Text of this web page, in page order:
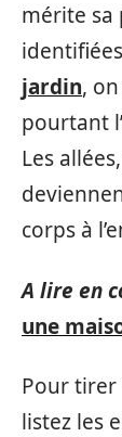
mérite sa
jardin,
pourtant
Les
corps à
A lire en
une
Pour
listez les